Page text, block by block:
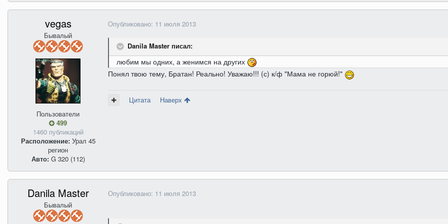
vegas
Бывалый
Пользователи
499
1460 публикаций
Расположение:Урал 45
регион
Авто:G 320 (112)
Опубликовано: 11 июля 2013
Danila Master писал:
любим мы одних, а женимся на других
Понял твою тему, Братан! Реально! Уважаю!!! (с) к/ф "Мама не горюй!"
Цитата Наверх
Danila Master
Бывалый
Опубликовано: 11 июля 2013